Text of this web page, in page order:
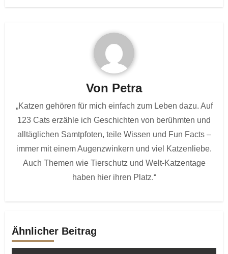
Von Petra
„Katzen gehören für mich einfach zum Leben dazu. Auf
123 Cats erzähle ich Geschichten von berühmten und
alltäglichen Samtpfoten, teile Wissen und Fun Facts –
immer mit einem Augenzwinkern und viel Katzenliebe.
Auch Themen wie Tierschutz und Welt-Katzentage
haben hier ihren Platz.“
Ähnlicher Beitrag